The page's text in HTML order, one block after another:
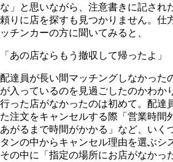
な」と思いながら、注意書きに記され
頼りに店を探すも見つかりません。仕
ッチンカーの方に聞いてみると、
「あの店ならもう撤収して帰ったよ」
配達員が長い間マッチングしなかった
が入っているのを見過ごしたのかわか
行った店がなかったのは初めて。配達
た注文をキャンセルする際「営業時間
あがるまで時間がかかる」など、いく
タンの中からキャンセル理由を選ぶシ
その中に「指定の場所にお店がなかっ